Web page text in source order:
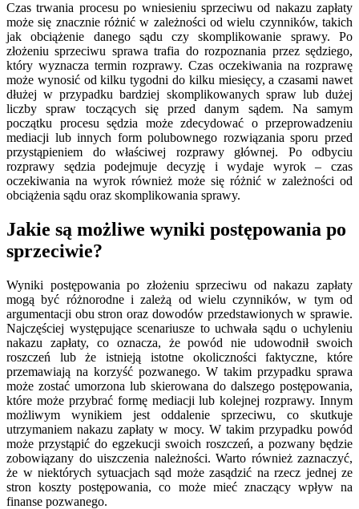
Czas trwania procesu po wniesieniu sprzeciwu od nakazu zapłaty
może się znacznie różnić w zależności od wielu czynników, takich
jak obciążenie danego sądu czy skomplikowanie sprawy. Po
złożeniu sprzeciwu sprawa trafia do rozpoznania przez sędziego,
który wyznacza termin rozprawy. Czas oczekiwania na rozprawę
może wynosić od kilku tygodni do kilku miesięcy, a czasami nawet
dłużej w przypadku bardziej skomplikowanych spraw lub dużej
liczby spraw toczących się przed danym sądem. Na samym
początku procesu sędzia może zdecydować o przeprowadzeniu
mediacji lub innych form polubownego rozwiązania sporu przed
przystąpieniem do właściwej rozprawy głównej. Po odbyciu
rozprawy sędzia podejmuje decyzję i wydaje wyrok – czas
oczekiwania na wyrok również może się różnić w zależności od
obciążenia sądu oraz skomplikowania sprawy.
Jakie są możliwe wyniki postępowania po
sprzeciwie?
Wyniki postępowania po złożeniu sprzeciwu od nakazu zapłaty
mogą być różnorodne i zależą od wielu czynników, w tym od
argumentacji obu stron oraz dowodów przedstawionych w sprawie.
Najczęściej występujące scenariusze to uchwała sądu o uchyleniu
nakazu zapłaty, co oznacza, że powód nie udowodnił swoich
roszczeń lub że istnieją istotne okoliczności faktyczne, które
przemawiają na korzyść pozwanego. W takim przypadku sprawa
może zostać umorzona lub skierowana do dalszego postępowania,
które może przybrać formę mediacji lub kolejnej rozprawy. Innym
możliwym wynikiem jest oddalenie sprzeciwu, co skutkuje
utrzymaniem nakazu zapłaty w mocy. W takim przypadku powód
może przystąpić do egzekucji swoich roszczeń, a pozwany będzie
zobowiązany do uiszczenia należności. Warto również zaznaczyć,
że w niektórych sytuacjach sąd może zasądzić na rzecz jednej ze
stron koszty postępowania, co może mieć znaczący wpływ na
finanse pozwanego.